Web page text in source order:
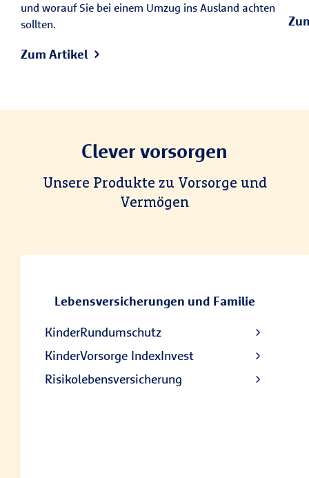
und worauf Sie bei einem Umzug ins Ausland achten
sollten.
Zum Artikel
Clever vorsorgen
Unsere Produkte zu Vorsorge und
Vermögen
Lebensversicherungen und Familie
KinderRundumschutz
KinderVorsorge IndexInvest
Risikolebensversicherung